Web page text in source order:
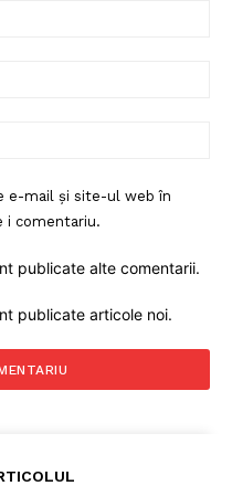
e-mail și site-ul web în
i comentariu.
publicate alte comentarii.
publicate articole noi.